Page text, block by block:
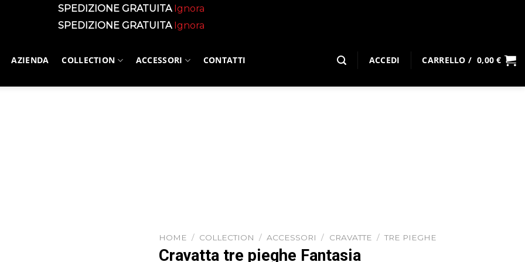
SPEDIZIONE GRATUITA Ignora
SPEDIZIONE GRATUITA Ignora
AZIENDA COLLECTION ACCESSORI CONTATTI ACCEDI CARRELLO / 0,00€
HOME / COLLECTION / ACCESSORI / CRAVATTE / TRE PIEGHE
Cravatta tre pieghe Fantasia